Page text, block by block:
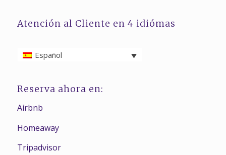
Atención al Cliente en 4 idiómas
Español
Reserva ahora en:
Airbnb
Homeaway
Tripadvisor